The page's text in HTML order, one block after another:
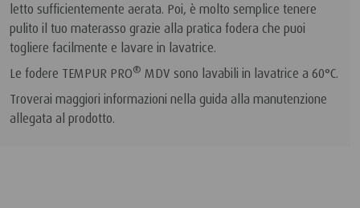
letto sufficientemente aerata. Poi, è molto semplice tenere
pulito il tuo materasso grazie alla pratica fodera che puoi
togliere facilmente e lavare in lavatrice.
Le fodere TEMPUR PRO® MDV sono lavabili in lavatrice a 60°C.
Troverai maggiori informazioni nella guida alla manutenzione
allegata al prodotto.